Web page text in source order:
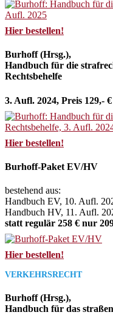
Hier bestellen!
Burhoff (Hrsg.),
Handbuch für die
Rechtsbehelfe
3. Aufl. 2024, Preis 129,- €
Hier bestellen!
Burhoff-Paket EV/HV
bestehend aus:
Handbuch EV, 10. Aufl.
Handbuch HV, 11. Aufl.
statt regulär 258 € nur
Hier bestellen!
VERKEHRSRECHT
Burhoff (Hrsg.),
Handbuch für das